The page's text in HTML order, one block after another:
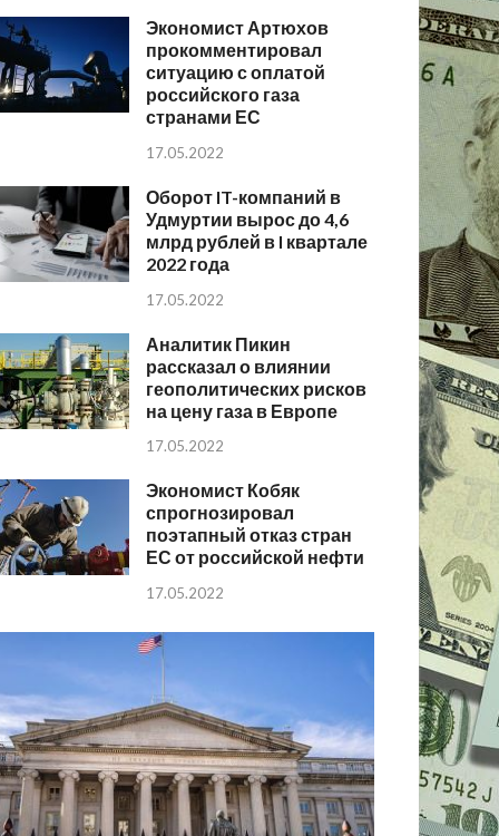
Экономист Артюхов
прокомментировал
ситуацию с оплатой
российского газа
странами ЕС
17.05.2022
Оборот IT-компаний в
Удмуртии вырос до 4,6
млрд рублей в I квартале
2022 года
17.05.2022
Аналитик Пикин
рассказал о влиянии
геополитических рисков
на цену газа в Европе
17.05.2022
Экономист Кобяк
спрогнозировал
поэтапный отказ стран
ЕС от российской нефти
17.05.2022